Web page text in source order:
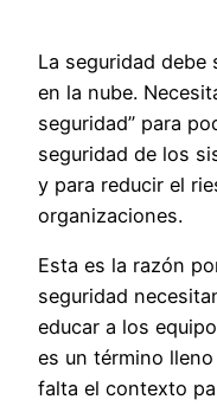
La seguridad debe
en la nube.
seguridad” para
seguridad de los
y para reducir el
organizaciones.
Esta es la razón
seguridad
educar a los
es un término
falta el contexto